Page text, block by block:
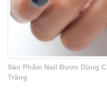
Sản Phẩm Nail Được Dùng
Trăng